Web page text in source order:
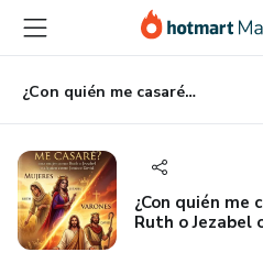
principal
página
de
página
¿Con quién me casaré? una mujer como Ruth o Jezabel o alguien como Jesús o David
¿Con quién me
Ruth o Jezabel